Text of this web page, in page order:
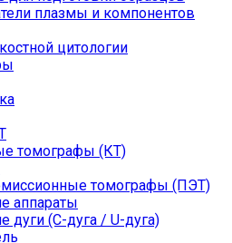
плазмы и компонентов
цитологии
томографы (КТ)
томографы (ПЭТ)
аппараты
дуги (С-дуга / U-дуга)